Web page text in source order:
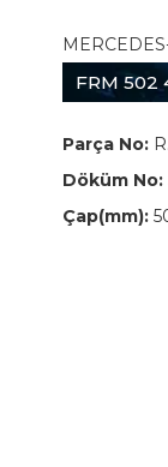
FRM 502
Parça No:
Döküm No:
Çap(mm):